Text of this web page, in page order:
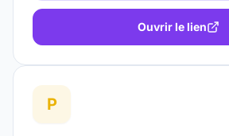
Ouvrir le lien
P